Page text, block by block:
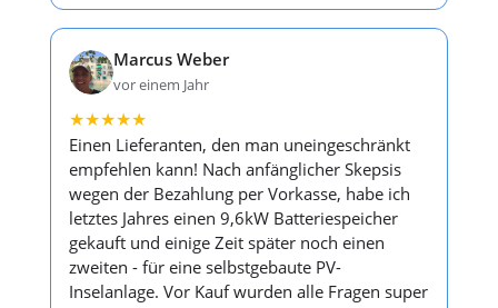
Marcus Weber
vor einem Jahr
★★★★★
Einen Lieferanten, den man uneingeschränkt
empfehlen kann! Nach anfänglicher Skepsis
wegen der Bezahlung per Vorkasse, habe ich
letztes Jahres einen 9,6kW Batteriespeicher
gekauft und einige Zeit später noch einen
zweiten - für eine selbstgebaute PV-
Inselanlage. Vor Kauf wurden alle Fragen super